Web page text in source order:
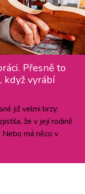
Přesně to
když vyrábí
již velmi brzy:
že v její rodině
má něco v